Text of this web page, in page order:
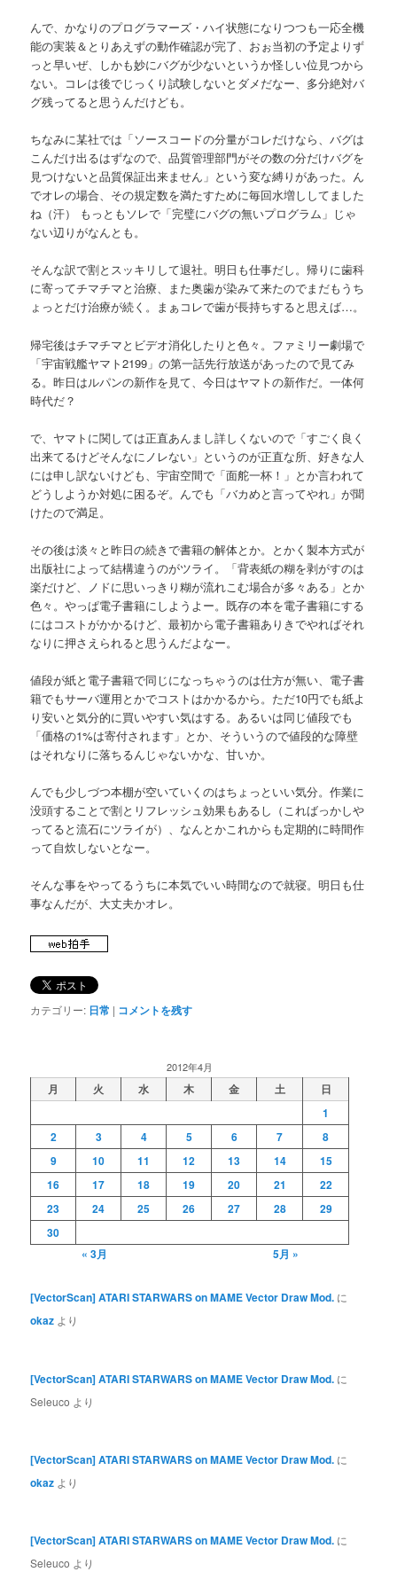
んで、かなりのプログラマーズ・ハイ状態になりつつも一応全機
能の実装＆とりあえずの動作確認が完了、おぉ当初の予定よりず
っと早いぜ、しかも妙にバグが少ないというか怪しい位見つから
ない。コレは後でじっくり試験しないとダメだなー、多分絶対バ
グ残ってると思うんだけども。
ちなみに某社では「ソースコードの分量がコレだけなら、バグは
こんだけ出るはずなので、品質管理部門がその数の分だけバグを
見つけないと品質保証出来ません」という変な縛りがあった。ん
でオレの場合、その規定数を満たすために毎回水増ししてました
ね（汗） もっともソレで「完璧にバグの無いプログラム」じゃ
ない辺りがなんとも。
そんな訳で割とスッキリして退社。明日も仕事だし。帰りに歯科
に寄ってチマチマと治療、また奥歯が染みて来たのでまだもうち
ょっとだけ治療が続く。まぁコレで歯が長持ちすると思えば…。
帰宅後はチマチマとビデオ消化したりと色々。ファミリー劇場で
「宇宙戦艦ヤマト2199」の第一話先行放送があったので見てみ
る。昨日はルパンの新作を見て、今日はヤマトの新作だ。一体何
時代だ？
で、ヤマトに関しては正直あんまし詳しくないので「すごく良く
出来てるけどそんなにノレない」というのが正直な所、好きな人
には申し訳ないけども、宇宙空間で「面舵一杯！」とか言われて
どうしようか対処に困るぞ。んでも「バカめと言ってやれ」が聞
けたので満足。
その後は淡々と昨日の続きで書籍の解体とか。とかく製本方式が
出版社によって結構違うのがツライ。「背表紙の糊を剥がすのは
楽だけど、ノドに思いっきり糊が流れこむ場合が多々ある」とか
色々。やっぱ電子書籍にしようよー。既存の本を電子書籍にする
にはコストがかかるけど、最初から電子書籍ありきでやればそれ
なりに押さえられると思うんだよなー。
値段が紙と電子書籍で同じになっちゃうのは仕方が無い、電子書
籍でもサーバ運用とかでコストはかかるから。ただ10円でも紙よ
り安いと気分的に買いやすい気はする。あるいは同じ値段でも
「価格の1%は寄付されます」とか、そういうので値段的な障壁
はそれなりに落ちるんじゃないかな、甘いか。
んでも少しづつ本棚が空いていくのはちょっといい気分。作業に
没頭することで割とリフレッシュ効果もあるし（こればっかしや
ってると流石にツライが）、なんとかこれからも定期的に時間作
って自炊しないとなー。
そんな事をやってるうちに本気でいい時間なので就寝。明日も仕
事なんだが、大丈夫かオレ。
カテゴリー: 日常 | コメントを残す
2012年4月
月 火 水 木 金 土
日
1
2
3 4 5 6 7
8
9
10 11 12 13 14
15
16
17 18 19 20 21
22
23
24 25 26 27 28
29
30
« 3月
5月 »
[VectorScan] ATARI STARWARS on MAME Vector Draw Mod. に
okaz より
[VectorScan] ATARI STARWARS on MAME Vector Draw Mod. に
Seleuco より
[VectorScan] ATARI STARWARS on MAME Vector Draw Mod. に
okaz より
[VectorScan] ATARI STARWARS on MAME Vector Draw Mod. に
Seleuco より